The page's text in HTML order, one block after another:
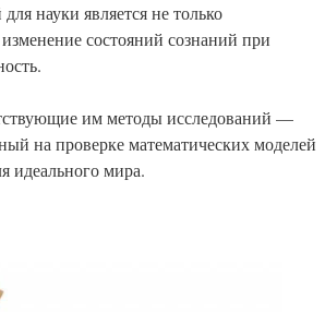
науки является не только
состояний сознаний при
им методы исследований —
на проверке математических моделей
идеального мира.